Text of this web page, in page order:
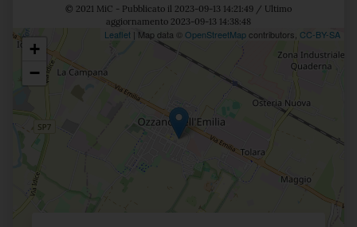
© 2021 MiC - Pubblicato il 2023-09-13 14:21:49 / Ultimo
aggiornamento 2023-09-13 14:38:48
Posizione
+
−
Leaflet | Map data © OpenStreetMapcontributors, CC-BY-SA